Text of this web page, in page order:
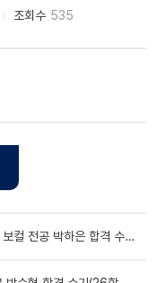
조회수 535
동아방송대, 호원대 동시 합격 보컬 전공 박하은 합격 수기(26학년도)